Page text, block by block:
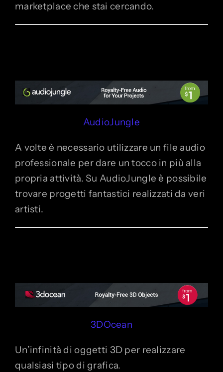
marketplace che stai cercando.
AudioJungle
A volte è necessario utilizzare un file audio
professionale per dare un tocco in più alla
propria attività. Su AudioJungle è possibile
trovare progetti fantastici realizzati da veri
artisti.
3DOcean
Un’infinità di oggetti 3D per realizzare
qualsiasi tipo di grafica.